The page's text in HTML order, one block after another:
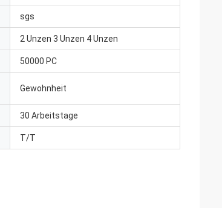
sgs
2 Unzen 3 Unzen 4 Unzen
50000 PC
Gewohnheit
30 Arbeitstage
T/T